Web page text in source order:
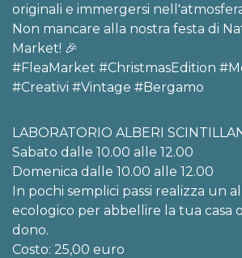
originali e immergersi
Non mancare alla nostra festa di
Market! 🎉
#FleaMarket #ChristmasEdition
#Creativi #Vintage #Bergamo
LABORATORIO ALBERI
Sabato dalle 10.00 alle 12.00
Domenica dalle 10.00 alle 12.00
In pochi semplici passi realizza un
ecologico per abbellire la tua casa
dono.
Costo: 25,00 euro